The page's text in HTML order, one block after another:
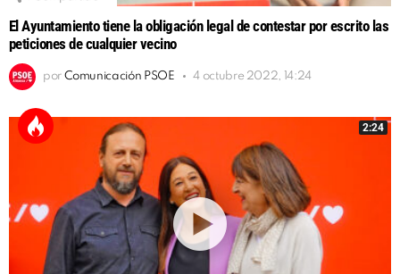
El Ayuntamiento tiene la obligación legal de contestar por escrito las
peticiones de cualquier vecino
por Comunicación PSOE 4 octubre 2022, 14:24
2:24